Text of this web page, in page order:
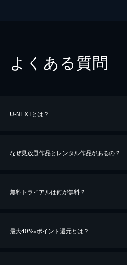
よくある質問
U-NEXTとは？
なぜ見放題作品とレンタル作品があるの？
無料トライアルは何が無料？
最大40%※ポイント還元とは？